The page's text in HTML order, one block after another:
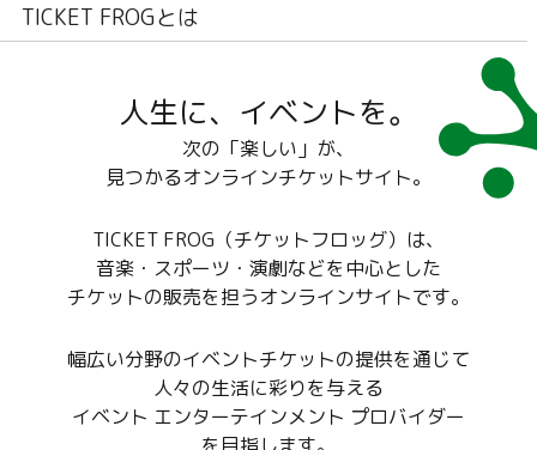
カード情報の再登録は、マイページの会員情報ペー
6日(土)@愛知 名古屋
and w：Conton Candy
(木)@東京 下北沢シャン
w：忘れらんねぇよ 10月4
北海道 札幌cube garden
目 10月11日(日)@石川
w：omeme tenten 10月
祝)@新潟 GOLDEN PIGS
E w：omeme tenten 10
(木)@香川 高松DIME w
月23日(金)@広島 SIX ONE
AR w：ハク。 10月30日(
月3日(火祝)@大阪 心斎橋
w：Trooper Salute 11
@東京 Spotify O-WEST
ミ17才 ※ドリンク代別途 ※3歳以
上チケット必要 ※U-25チケットは2
TICKET FROGとは
人生に、イベントを。
次の「楽しい」が、
見つかるオンラインチケットサイト。
TICKET FROG（チケットフロッグ）は、
音楽・スポーツ・演劇などを中心とした
チケットの販売を担うオンラインサイトです。
幅広い分野のイベントチケットの提供を通じて
人々の生活に彩りを与える
イベント エンターテインメント プロバイダー